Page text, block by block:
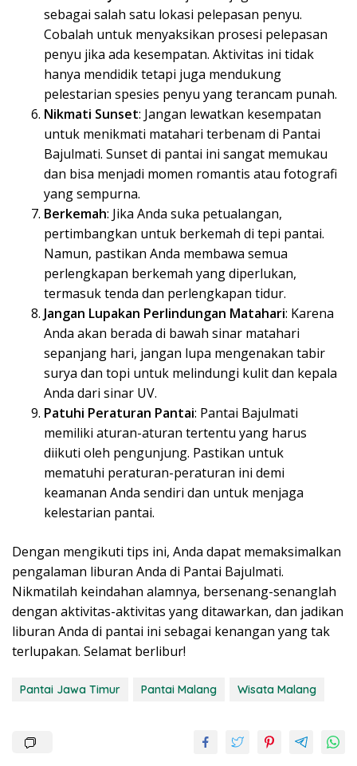
sebagai salah satu lokasi pelepasan penyu.
Cobalah untuk menyaksikan prosesi pelepasan
penyu jika ada kesempatan. Aktivitas ini tidak
hanya mendidik tetapi juga mendukung
pelestarian spesies penyu yang terancam punah.
Nikmati Sunset: Jangan lewatkan kesempatan
untuk menikmati matahari terbenam di Pantai
Bajulmati. Sunset di pantai ini sangat memukau
dan bisa menjadi momen romantis atau fotografi
yang sempurna.
Berkemah: Jika Anda suka petualangan,
pertimbangkan untuk berkemah di tepi pantai.
Namun, pastikan Anda membawa semua
perlengkapan berkemah yang diperlukan,
termasuk tenda dan perlengkapan tidur.
Jangan Lupakan Perlindungan Matahari: Karena
Anda akan berada di bawah sinar matahari
sepanjang hari, jangan lupa mengenakan tabir
surya dan topi untuk melindungi kulit dan kepala
Anda dari sinar UV.
Patuhi Peraturan Pantai: Pantai Bajulmati
memiliki aturan-aturan tertentu yang harus
diikuti oleh pengunjung. Pastikan untuk
mematuhi peraturan-peraturan ini demi
keamanan Anda sendiri dan untuk menjaga
kelestarian pantai.
Dengan mengikuti tips ini, Anda dapat memaksimalkan
pengalaman liburan Anda di Pantai Bajulmati.
Nikmatilah keindahan alamnya, bersenang-senanglah
dengan aktivitas-aktivitas yang ditawarkan, dan jadikan
liburan Anda di pantai ini sebagai kenangan yang tak
terlupakan. Selamat berlibur!
Pantai Jawa Timur Pantai Malang Wisata Malang